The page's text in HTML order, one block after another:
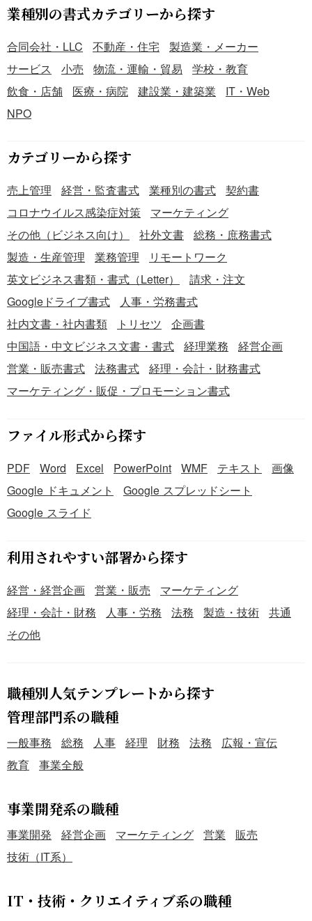
ちらは社外の業者へ依頼する際に利用可能な、Excelで作成
した作業依頼書のテンプレートです。本テンプレートは表
形式を採用しており、無料でダウンロードすることができ
幸いです。
業種別の書式カテゴリーから探す
合同会社・LLC 不動産・住宅
製造業・メーカー
サービス
小売 物流・運輸・貿易
学校・教育
飲食・店舗
医療・病院 建設業・建築業
IT・Web
NPO
カテゴリーから探す
売上管理 経営・監査書式 業種別の書式
契約書
コロナウイルス感染症対策
マーケティング
その他（ビジネス向け）
社外文書
総務・庶務書式
製造・生産管理
業務管理
リモートワーク
英文ビジネス書類・書式（Letter）
請求・注文
Googleドライブ書式
人事・労務書式
社内文書・社内書類
トリセツ
企画書
中国語・中文ビジネス文書・書式
経理業務
経営企画
営業・販売書式
法務書式
経理・会計・財務書式
マーケティング・販促・プロモーション書式
ファイル形式から探す
PDF Word Excel PowerPoint WMF テキスト
画像
Google ドキュメント
Google スプレッドシート
Google スライド
利用されやすい部署から探す
経営・経営企画 営業・販売
マーケティング
経理・会計・財務
人事・労務 法務 製造・技術
共通
その他
職種別人気テンプレートから探す
管理部門系の職種
一般事務 総務 人事 経理 財務 法務
広報・宣伝
教育
事業全般
事業開発系の職種
事業開発 経営企画 マーケティング 営業
販売
技術（IT系）
IT・技術・クリエイティブ系の職種